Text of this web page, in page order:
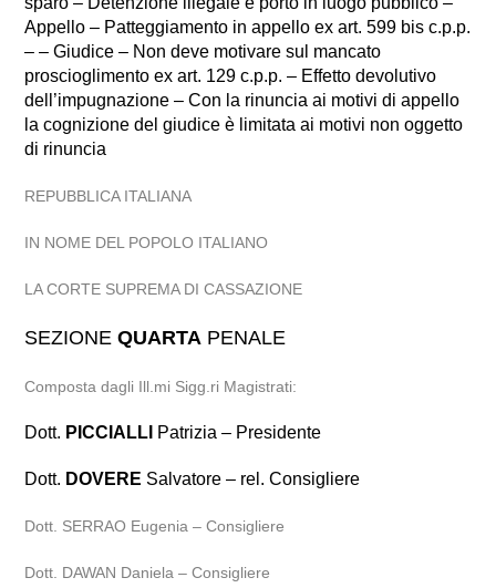
Appello – Patteggiamento in appello ex art. 599 bis c.p.p.
– – Giudice – Non deve motivare sul mancato
proscioglimento ex art. 129 c.p.p. – Effetto devolutivo
dell’impugnazione – Con la rinuncia ai motivi di appello
la cognizione del giudice è limitata ai motivi non oggetto
di rinuncia
REPUBBLICA ITALIANA
IN NOME DEL POPOLO ITALIANO
LA CORTE SUPREMA DI CASSAZIONE
SEZIONEQUARTA PENALE
Composta dagli Ill.mi Sigg.ri Magistrati:
Dott. PICCIALLI Patrizia – Presidente
Dott. DOVERE Salvatore – rel. Consigliere
Dott. SERRAO Eugenia – Consigliere
Dott. DAWAN Daniela – Consigliere